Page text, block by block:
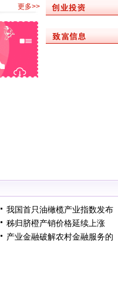
更多>>
我国首只油橄榄产业指数发布
秭归脐橙产销价格延续上涨
产业金融破解农村金融服务的